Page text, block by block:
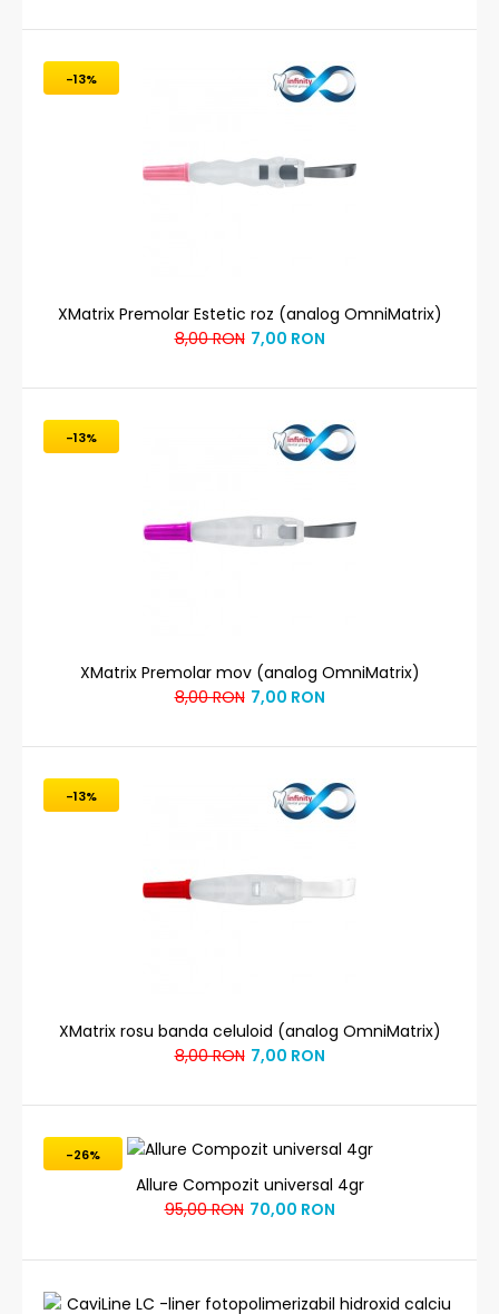
-13%
XMatrix Premolar Estetic roz (analog OmniMatrix)
8,00 RON 7,00 RON
-13%
XMatrix Premolar mov (analog OmniMatrix)
8,00 RON 7,00 RON
-13%
XMatrix rosu banda celuloid (analog OmniMatrix)
8,00 RON 7,00 RON
-26%
Allure Compozit universal 4gr
95,00 RON 70,00 RON